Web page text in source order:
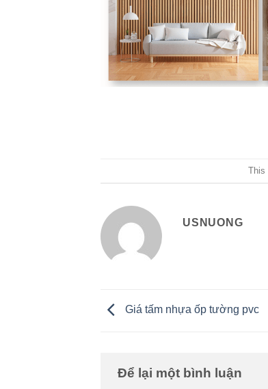
This
USNUONG
Giá tấm nhựa ốp tường pvc
Để lại một bình luận